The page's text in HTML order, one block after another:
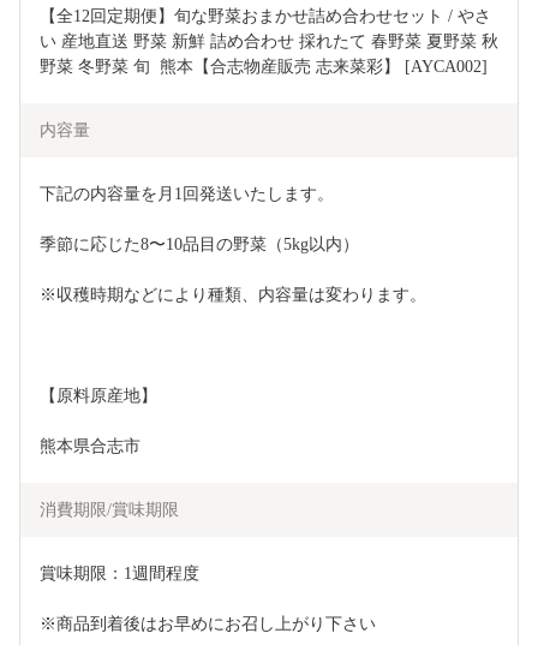
【全12回定期便】旬な野菜おまかせ詰め合わせセット / やさ
い 産地直送 野菜 新鮮 詰め合わせ 採れたて 春野菜 夏野菜 秋
野菜 冬野菜 旬  熊本【合志物産販売 志来菜彩】 [AYCA002]
内容量
下記の内容量を月1回発送いたします。
季節に応じた8〜10品目の野菜（5kg以内）
※収穫時期などにより種類、内容量は変わります。
【原料原産地】
熊本県合志市
消費期限/賞味期限
賞味期限：1週間程度
※商品到着後はお早めにお召し上がり下さい